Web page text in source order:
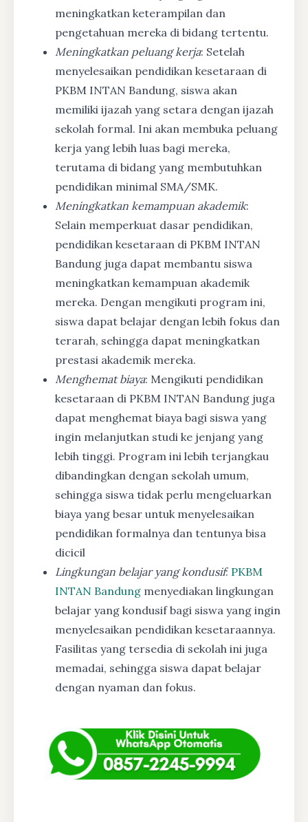
meningkatkan keterampilan dan
pengetahuan mereka di bidang tertentu.
Meningkatkan peluang kerja: Setelah
menyelesaikan pendidikan kesetaraan di
PKBM INTAN Bandung, siswa akan
memiliki ijazah yang setara dengan ijazah
sekolah formal. Ini akan membuka peluang
kerja yang lebih luas bagi mereka,
terutama di bidang yang membutuhkan
pendidikan minimal SMA/SMK.
Meningkatkan kemampuan akademik:
Selain memperkuat dasar pendidikan,
pendidikan kesetaraan di PKBM INTAN
Bandung juga dapat membantu siswa
meningkatkan kemampuan akademik
mereka. Dengan mengikuti program ini,
siswa dapat belajar dengan lebih fokus dan
terarah, sehingga dapat meningkatkan
prestasi akademik mereka.
Menghemat biaya: Mengikuti pendidikan
kesetaraan di PKBM INTAN Bandung juga
dapat menghemat biaya bagi siswa yang
ingin melanjutkan studi ke jenjang yang
lebih tinggi. Program ini lebih terjangkau
dibandingkan dengan sekolah umum,
sehingga siswa tidak perlu mengeluarkan
biaya yang besar untuk menyelesaikan
pendidikan formalnya dan tentunya bisa
dicicil
Lingkungan belajar yang kondusif: PKBM
INTAN Bandung menyediakan lingkungan
belajar yang kondusif bagi siswa yang ingin
menyelesaikan pendidikan kesetaraannya.
Fasilitas yang tersedia di sekolah ini juga
memadai, sehingga siswa dapat belajar
dengan nyaman dan fokus.